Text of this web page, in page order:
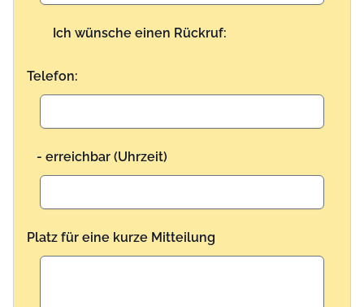
Ich wünsche einen Rückruf:
Telefon:
- erreichbar (Uhrzeit)
Platz für eine kurze Mitteilung